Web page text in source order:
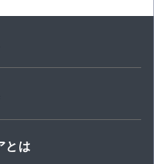
とは